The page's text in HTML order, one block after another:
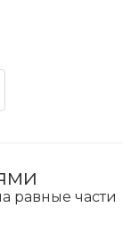
равные части